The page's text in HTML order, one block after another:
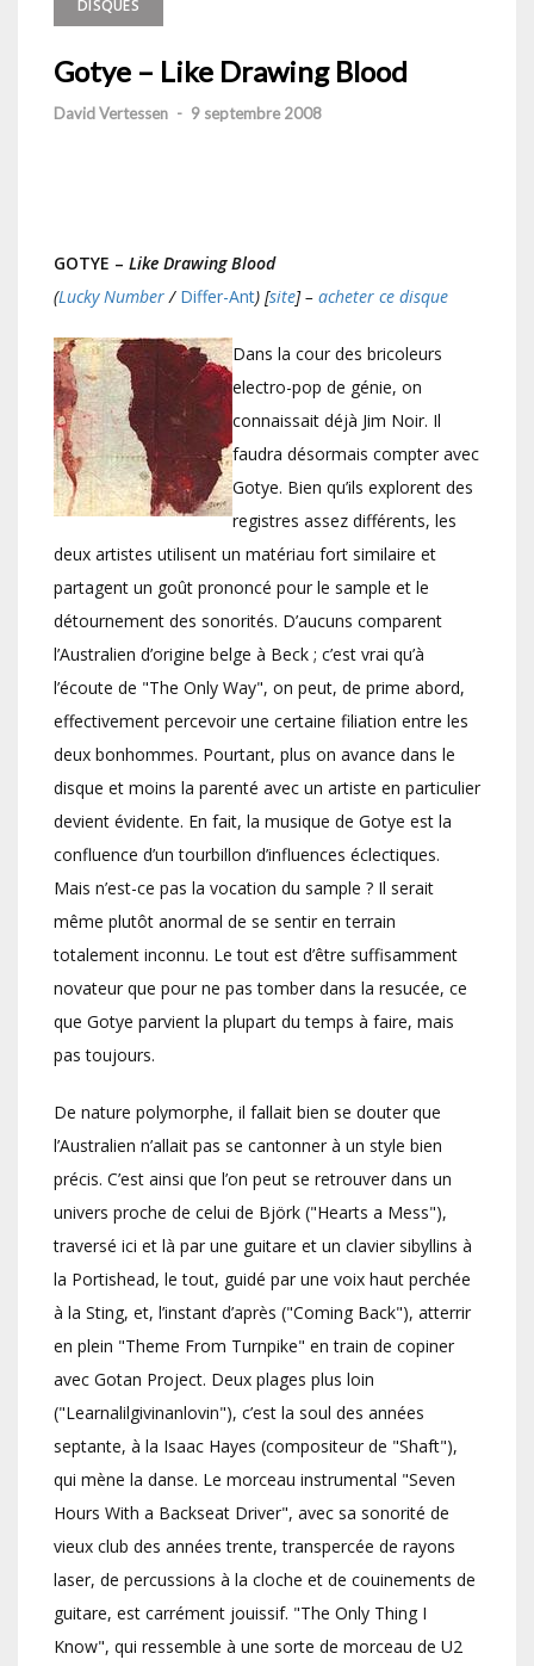
DISQUES
Gotye – Like Drawing Blood
David Vertessen - 9 septembre 2008
GOTYE – Like Drawing Blood
(Lucky Number/ Differ-Ant) [site] – acheter ce disque
Dans la cour des bricoleurs
electro-pop de génie, on
connaissait déjà Jim Noir. Il
faudra désormais compter avec
Gotye. Bien qu’ils explorent des
registres assez différents, les
deux artistes utilisent un matériau fort similaire et
partagent un goût prononcé pour le sample et le
détournement des sonorités. D’aucuns comparent
l’Australien d’origine belge à Beck ; c’est vrai qu’à
l’écoute de "The Only Way", on peut, de prime abord,
effectivement percevoir une certaine filiation entre les
deux bonhommes. Pourtant, plus on avance dans le
disque et moins la parenté avec un artiste en particulier
devient évidente. En fait, la musique de Gotye est la
confluence d’un tourbillon d’influences éclectiques.
Mais n’est-ce pas la vocation du sample ? Il serait
même plutôt anormal de se sentir en terrain
totalement inconnu. Le tout est d’être suffisamment
novateur que pour ne pas tomber dans la resucée, ce
que Gotye parvient la plupart du temps à faire, mais
pas toujours.
De nature polymorphe, il fallait bien se douter que
l’Australien n’allait pas se cantonner à un style bien
précis. C’est ainsi que l’on peut se retrouver dans un
univers proche de celui de Björk ("Hearts a Mess"),
traversé ici et là par une guitare et un clavier sibyllins à
la Portishead, le tout, guidé par une voix haut perchée
à la Sting, et, l’instant d’après ("Coming Back"), atterrir
en plein "Theme From Turnpike" en train de copiner
avec Gotan Project. Deux plages plus loin
("Learnalilgivinanlovin"), c’est la soul des années
septante, à la Isaac Hayes (compositeur de "Shaft"),
qui mène la danse. Le morceau instrumental "Seven
Hours With a Backseat Driver", avec sa sonorité de
vieux club des années trente, transpercée de rayons
laser, de percussions à la cloche et de couinements de
guitare, est carrément jouissif. "The Only Thing I
Know", qui ressemble à une sorte de morceau de U2